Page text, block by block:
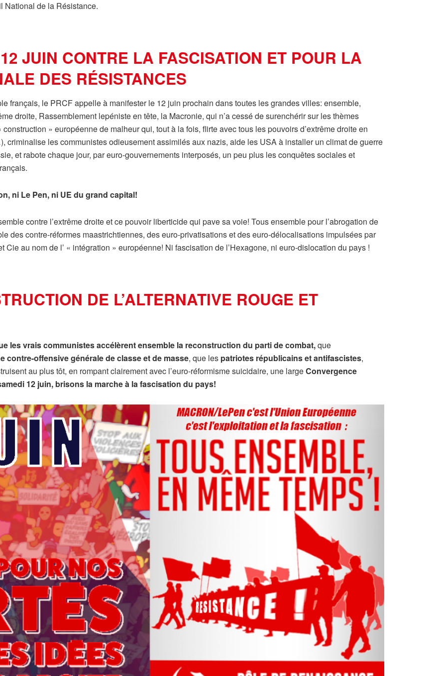
National de la Résistance.
JUIN CONTRE LA FASCISATION ET POUR LA
DES RÉSISTANCES
français, le PRCF appelle à manifester le 12 juin prochain dans toutes les grandes villes: ensemble,
droite, Rassemblement lepéniste en tête, la Macronie, qui n’a cessé de surenchérir sur les thèmes
» européenne de malheur qui, tout à la fois, flirte avec tous les pouvoirs d’extrême droite en
criminalise les communistes odieusement assimilés aux nazis, aide les USA à installer un climat de guerre
et rabote chaque jour, par euro-gouvernements interposés, un peu plus les conquêtes sociales et
ni Le Pen, ni UE du grand capital!
contre l’extrême droite et ce pouvoir liberticide qui pave sa voie! Tous ensemble pour l’abrogation de
des contre-réformes maastrichtiennes, des euro-privatisations et des euro-délocalisations impulsées par
Cie au nom de l’ « intégration » européenne! Ni fascisation de l’Hexagone, ni euro-dislocation du pays !
DE L’ALTERNATIVE ROUGE ET
les vrais communistes accélèrent ensemble la reconstruction du parti de combat,que
offensive générale de classe et de masse, que les patriotes républicains et antifascistes,
au plus tôt, en rompant clairement avec l’euro-réformisme suicidaire, une largeConvergence
12 juin, brisons la marche à la fascisation du pays!